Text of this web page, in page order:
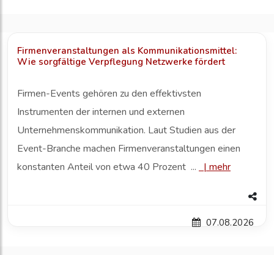
Firmenveranstaltungen als Kommunikationsmittel:
Wie sorgfältige Verpflegung Netzwerke fördert
Firmen-Events gehören zu den effektivsten
Instrumenten der internen und externen
Unternehmenskommunikation. Laut Studien aus der
Event-Branche machen Firmenveranstaltungen einen
konstanten Anteil von etwa 40 Prozent ...
| mehr
07.08.2026